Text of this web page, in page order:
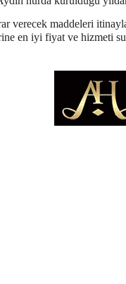
verecek maddeleri
en iyi fiyat ve hizmeti